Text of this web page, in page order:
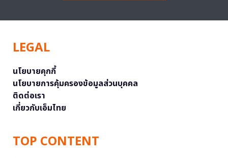
LEGAL
นโยบายคุกกี้
นโยบายการคุ้มครองข้อมูลส่วนบุคคล
ติดต่อเรา
เกี่ยวกับเอ็มไทย
TOP CONTENT